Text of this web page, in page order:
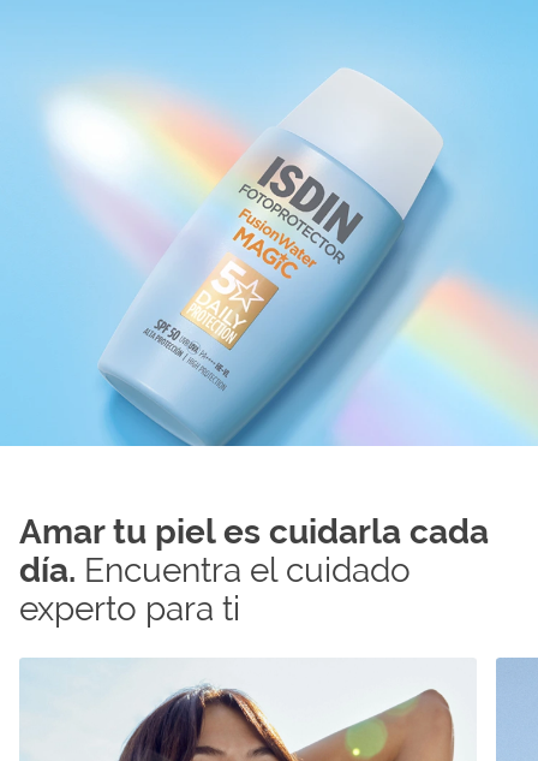
Amar tu piel es cuidarla cada
día. Encuentra el cuidado
experto para ti